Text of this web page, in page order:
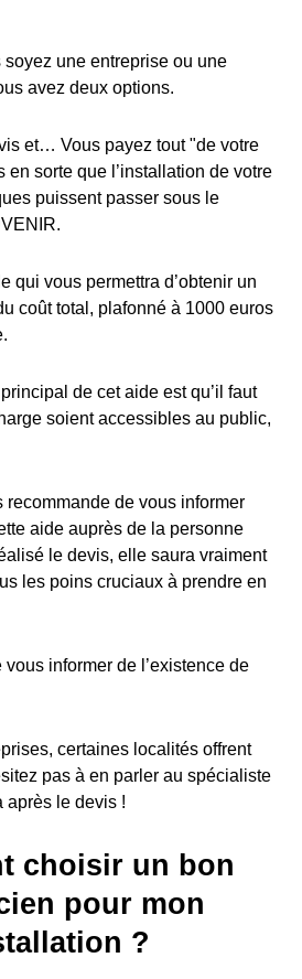
une entreprise ou une
avez deux options.
et… Vous payez tout "de votre
en sorte que l’installation de votre
puissent passer sous le
qui vous permettra d’obtenir un
coût total, plafonné à 1000 euros
de cet aide est qu’il faut
soient accessibles au public,
recommande de vous informer
aide auprès de la personne
le devis, elle saura vraiment
les poins cruciaux à prendre en
informer de l’existence de
certaines localités offrent
pas à en parler au spécialiste
après le devis !
choisir un bon
pour mon
?